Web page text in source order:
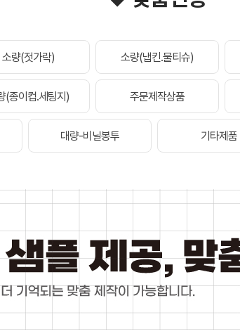
소량(젓가락) 소량(냅킨.물티슈)
(종이컵.세팅지) 주문제작상품
대량-비닐봉투 기타제품